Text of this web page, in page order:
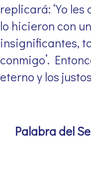
replicará: ‘Yo
lo hicieron con
insignificantes,
conmigo’.
eterno y los
Palabra del